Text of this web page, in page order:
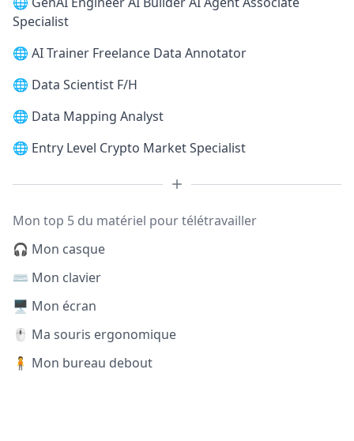
Specialist
🌐 AI Trainer Freelance Data Annotator
🌐 Data Scientist F/H
🌐 Data Mapping Analyst
🌐 Entry Level Crypto Market Specialist
Mon top 5 du matériel pour télétravailler
🎧 Mon casque
⌨️ Mon clavier
🖥️ Mon écran
🖱️ Ma souris ergonomique
🧍 Mon bureau debout